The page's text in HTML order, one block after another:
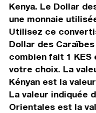
Kenya. Le Dollar
une monnaie
Utilisez ce
Dollar des
combien fait 1 KES
votre choix. La
Kényan est la
La valeur indiquée
Orientales est la